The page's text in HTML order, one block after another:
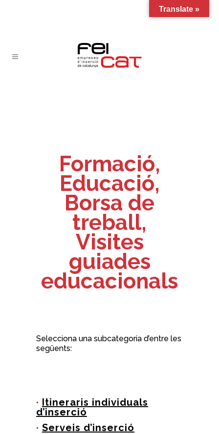
Formació,
Educació,
Borsa de
treball,
Visites
guiades
educacionals
Selecciona una subcategoria d’entre les
següents:
· Itineraris individuals
d’inserció
· Serveis d’inserció
Translate »